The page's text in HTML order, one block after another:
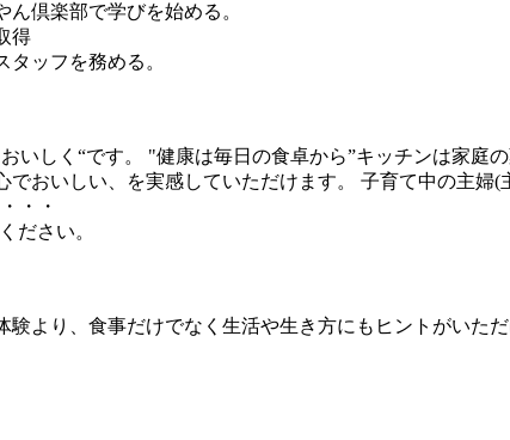
倶楽部で学びを始める。
得
タッフを務める。
いしく“です。 "健康は毎日の食卓から”キッチンは家庭
でおいしい、を実感していただけます。 子育て中の主
・・
ださい。
より、食事だけでなく生活や生き方にもヒントがいただ